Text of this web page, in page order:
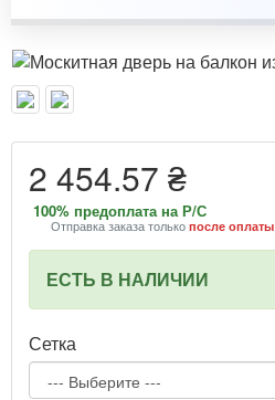
2 454.57 ₴
100% предоплата на Р/С
Отправка заказа только после оплаты
ЕСТЬ В НАЛИЧИИ
Сетка